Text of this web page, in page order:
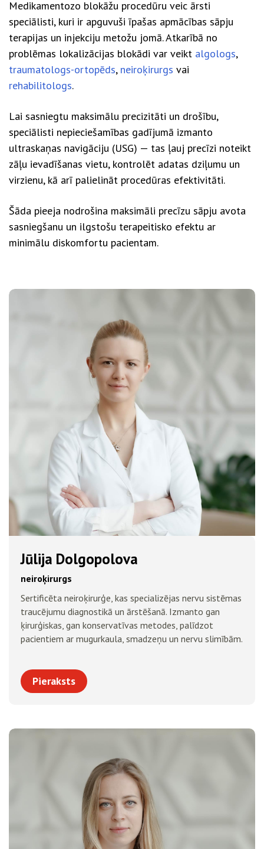
Medikamentozo blokāžu procedūru veic ārsti
speciālisti, kuri ir apguvuši īpašas apmācības sāpju
terapijas un injekciju metožu jomā. Atkarībā no
problēmas lokalizācijas blokādi var veikt algologs,
traumatologs-ortopēds, neiroķirurgs vai
rehabilitologs.
Lai sasniegtu maksimālu precizitāti un drošību,
speciālisti nepieciešamības gadījumā izmanto
ultraskaņas navigāciju (USG) — tas ļauj precīzi noteikt
zāļu ievadīšanas vietu, kontrolēt adatas dziļumu un
virzienu, kā arī palielināt procedūras efektivitāti.
Šāda pieeja nodrošina maksimāli precīzu sāpju avota
sasniegšanu un ilgstošu terapeitisko efektu ar
minimālu diskomfortu pacientam.
Jūlija Dolgopolova
neiroķirurgs
Sertificēta neiroķirurģe, kas specializējas nervu sistēmas
traucējumu diagnostikā un ārstēšanā. Izmanto gan
ķirurģiskas, gan konservatīvas metodes, palīdzot
pacientiem ar mugurkaula, smadzeņu un nervu slimībām.
Pieraksts